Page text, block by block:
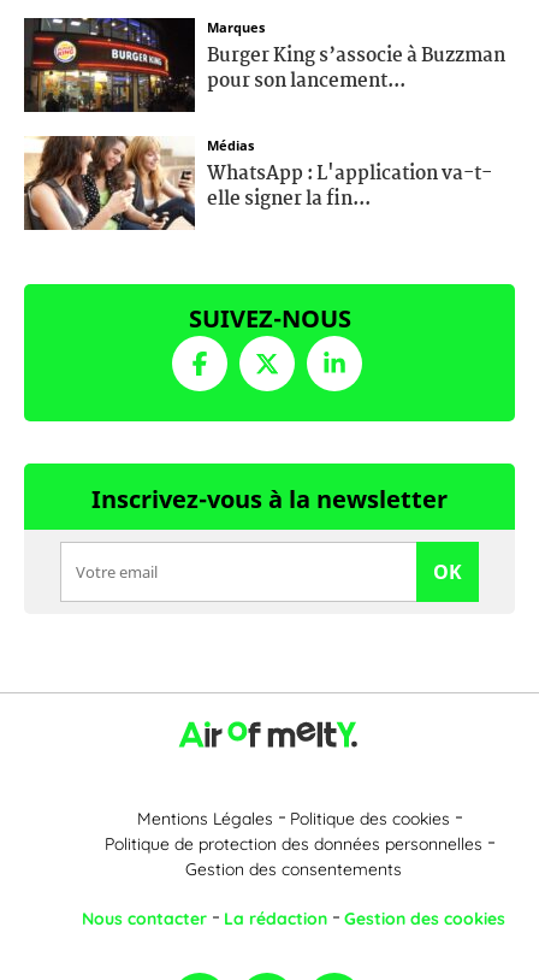
Marques
Burger King s’associe à Buzzman
pour son lancement...
Médias
WhatsApp : L'application va-t-
elle signer la fin...
SUIVEZ-NOUS
Inscrivez-vous à la newsletter
OK
Mentions Légales
Politique des cookies
Politique de protection des données personnelles
Gestion des consentements
Nous contacter La rédaction Gestion des cookies